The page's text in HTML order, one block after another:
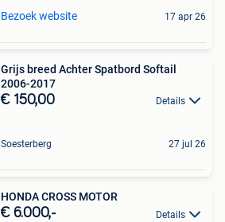
Bezoek website 17 apr 26
Grijs breed Achter Spatbord Softail
2006-2017
€ 150,00 Details
Soesterberg 27 jul 26
HONDA CROSS MOTOR
€ 6.000,- Details